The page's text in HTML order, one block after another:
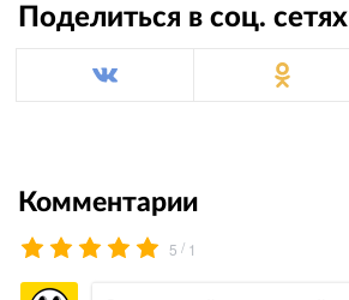
Поделиться в соц. сетях
Комментарии
5 / 1